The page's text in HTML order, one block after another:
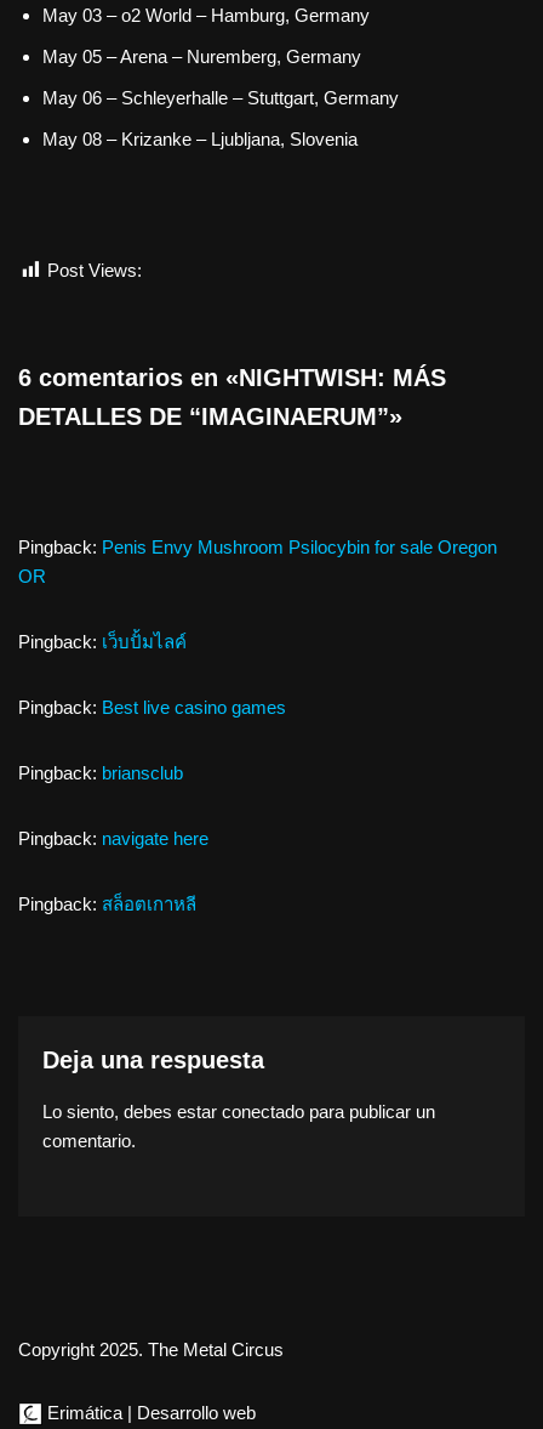
May 03 – o2 World – Hamburg, Germany
May 05 – Arena – Nuremberg, Germany
May 06 – Schleyerhalle – Stuttgart, Germany
May 08 – Krizanke – Ljubljana, Slovenia
Post Views:
6 comentarios en «NIGHTWISH: MÁS
DETALLES DE “IMAGINAERUM”»
Pingback: Penis Envy Mushroom Psilocybin for sale Oregon
OR
Pingback: เว็บปั้มไลค์
Pingback: Best live casino games
Pingback: briansclub
Pingback: navigate here
Pingback: สล็อตเกาหลี
Deja una respuesta
Lo siento, debes estar conectado para publicar un
comentario.
Copyright 2025. The Metal Circus
Erimática | Desarrollo web